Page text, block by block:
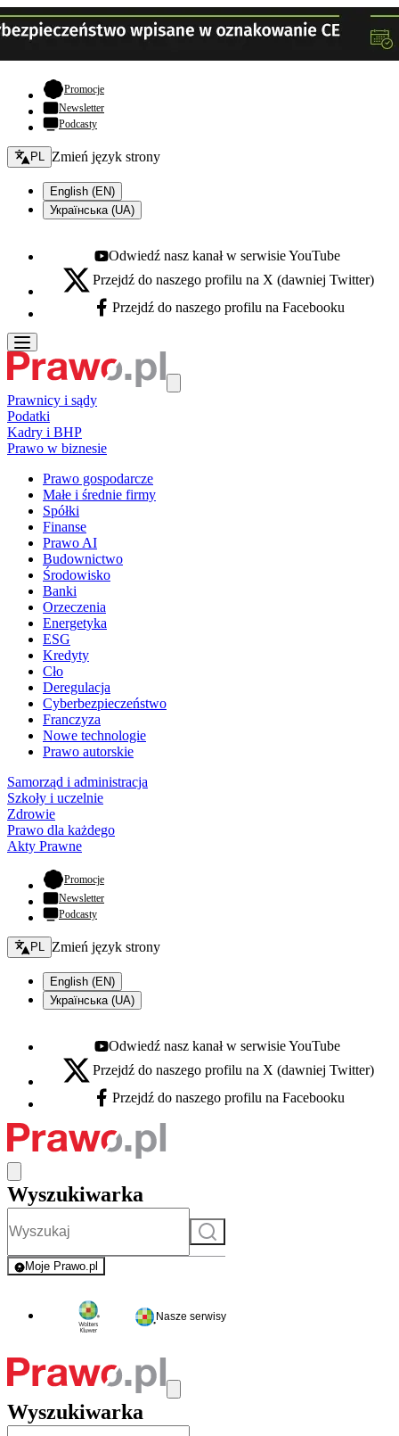
Promocje- otwiera się w nowej karcie
Newsletter
Podcasty
Zmień język - bieżący:
PL Zmień język strony
English (EN)
Українська (UA)
Youtube - otwiera się w nowej karcie
Odwiedź nasz kanał w serwisie YouTube
X - otwiera się w nowej karcie
Przejdź do naszego profilu na X (dawniej Twitter)
Facebook - otwiera się w nowej karcie
Przejdź do naszego profilu na Facebooku
Prawnicy i sądy
Podatki
Kadry i BHP
Prawo w biznesie
Prawo gospodarcze
Małe i średnie firmy
Spółki
Finanse
Prawo AI
Budownictwo
Środowisko
Banki
Orzeczenia
Energetyka
ESG
Kredyty
Cło
Deregulacja
Cyberbezpieczeństwo
Franczyza
Nowe technologie
Prawo autorskie
Samorząd i administracja
Szkoły i uczelnie
Zdrowie
Prawo dla każdego
Akty Prawne
Promocje- otwiera się w nowej karcie
Newsletter
Podcasty
Zmień język - bieżący:
PL Zmień język strony
English (EN)
Українська (UA)
Youtube - otwiera się w nowej karcie
Odwiedź nasz kanał w serwisie YouTube
X - otwiera się w nowej karcie
Przejdź do naszego profilu na X (dawniej Twitter)
Facebook - otwiera się w nowej karcie
Przejdź do naszego profilu na Facebooku
Wyszukiwarka
Szukaj
Moje Prawo.pl
- rejestracja i logowanie do serwisu
Nasze serwisy
Wyszukiwarka